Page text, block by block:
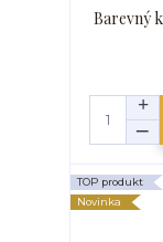
Barevný
TOP produkt
Novinka